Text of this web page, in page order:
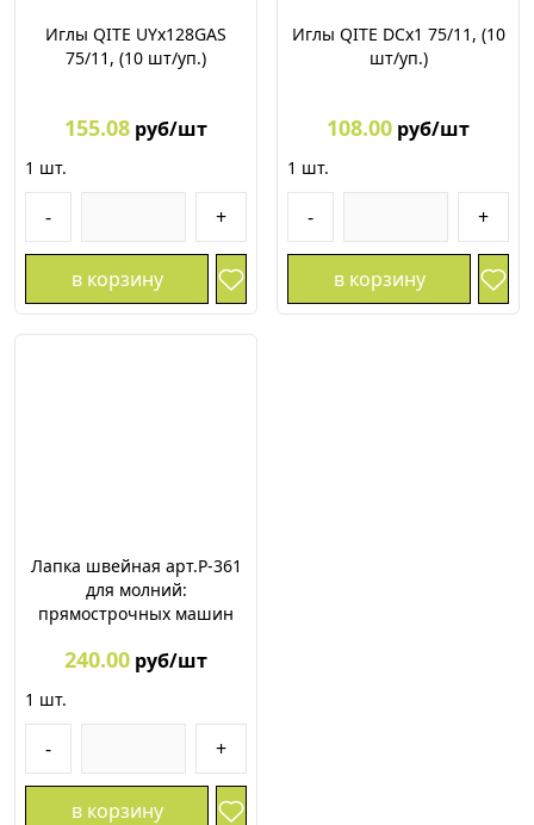
Иглы QITE UYх128GAS
75/11, (10 шт/уп.)
155.08 руб/шт
1 шт.
- +
в корзину
Иглы QITE DCх1 75/11, (10
шт/уп.)
108.00 руб/шт
1 шт.
- +
в корзину
Лапка швейная арт.P-361
для молний:
прямострочных машин
240.00 руб/шт
1 шт.
- +
в корзину